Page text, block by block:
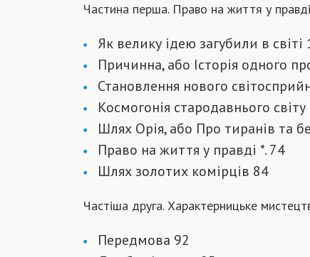
Частина перша. Право на життя у
Як велику ідею загубили в світі
Причинна, або Історія одного
Становлення нового
Космогонія стародавнього світу
Шлях Орія, або Про тиранів та
Право на життя у правді *. 74
Шлях золотих комірців 84
Частіша друга. Характерницьке
Передмова 92